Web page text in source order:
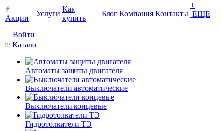
Акции
Услуги
Как
купить
Блог Компания Контакты
+
ЕЩЕ
Войти
Каталог
Автоматы защиты двигателя
Выключатели автоматические
Выключатели концевые
Гидротолкатели ТЭ